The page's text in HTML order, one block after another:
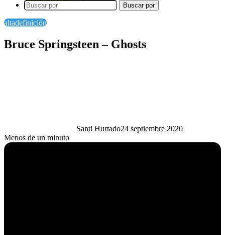
Buscar por
altadefinición
Bruce Springsteen – Ghosts
Santi Hurtado24 septiembre 2020
Menos de un minuto